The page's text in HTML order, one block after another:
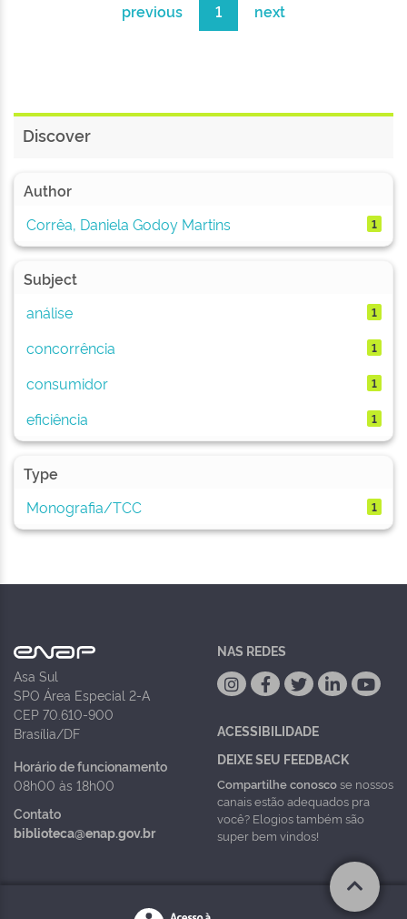
previous 1 next
Discover
Author
Corrêa, Daniela Godoy Martins
1
Subject
análise
1
concorrência 1
consumidor 1
eficiência 1
Type
Monografia/TCC
1
Asa Sul
SPO Área Especial 2-A
CEP 70.610-900
Brasília/DF
Horário de funcionamento
08h00 às 18h00
Contato
biblioteca@enap.gov.br
NAS REDES
ACESSIBILIDADE
DEIXE SEU FEEDBACK
Compartilhe conoscose nossos
canais estão adequados pra
você? Elogios também são
super bem vindos!